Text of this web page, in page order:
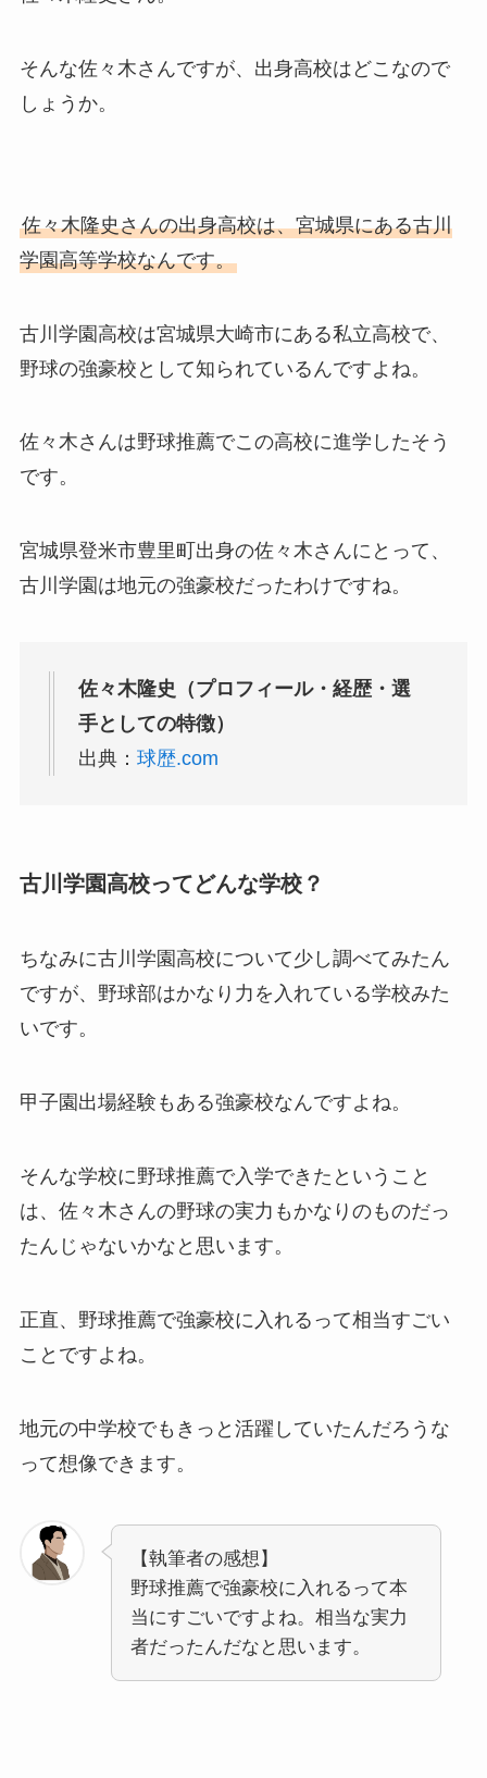
そんな佐々木さんですが、出身高校はどこなので
しょうか。
佐々木隆史さんの出身高校は、宮城県にある古川
学園高等学校なんです。
古川学園高校は宮城県大崎市にある私立高校で、
野球の強豪校として知られているんですよね。
佐々木さんは野球推薦でこの高校に進学したそう
です。
宮城県登米市豊里町出身の佐々木さんにとって、
古川学園は地元の強豪校だったわけですね。
佐々木隆史（プロフィール・経歴・選
手としての特徴）
出典： 球歴.com
古川学園高校ってどんな学校？
ちなみに古川学園高校について少し調べてみたん
ですが、野球部はかなり力を入れている学校みた
いです。
甲子園出場経験もある強豪校なんですよね。
そんな学校に野球推薦で入学できたということ
は、佐々木さんの野球の実力もかなりのものだっ
たんじゃないかなと思います。
正直、野球推薦で強豪校に入れるって相当すごい
ことですよね。
地元の中学校でもきっと活躍していたんだろうな
って想像できます。
【執筆者の感想】
野球推薦で強豪校に入れるって本
当にすごいですよね。相当な実力
者だったんだなと思います。